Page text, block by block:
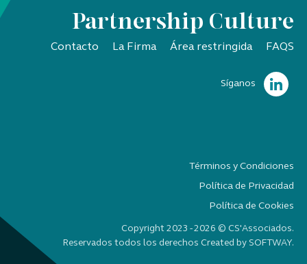
Partnership Culture
Contacto La Firma Área restringida FAQS
Síganos
Términos y Condiciones
Política de Privacidad
Política de Cookies
Copyright 2023 - 2026 © CS'Associados.
Reservados todos los derechos Created by SOFTWAY.